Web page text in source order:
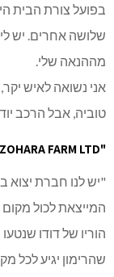
בפועל צורת הבית
מההנאה שלי.
אני נשואה לאיש
טוביה, אבל הרכב
"ZOHARA FARM LTD"
המייצאת לכול
הוריו של דודו
שהרימון יגיע לכל